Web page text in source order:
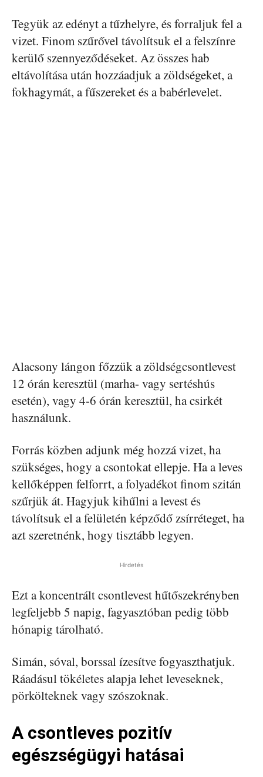
Tegyük az edényt a tűzhelyre, és forraljuk fel a
vizet. Finom szűrővel távolítsuk el a felszínre
kerülő szennyeződéseket. Az összes hab
eltávolítása után hozzáadjuk a zöldségeket, a
fokhagymát, a fűszereket és a babérlevelet.
Alacsony lángon főzzük a zöldségcsontlevest
12 órán keresztül (marha- vagy sertéshús
esetén), vagy 4-6 órán keresztül, ha csirkét
használunk.
Forrás közben adjunk még hozzá vizet, ha
szükséges, hogy a csontokat ellepje. Ha a leves
kellőképpen felforrt, a folyadékot finom szitán
szűrjük át. Hagyjuk kihűlni a levest és
távolítsuk el a felületén képződő zsírréteget, ha
azt szeretnénk, hogy tisztább legyen.
Hirdetés
Ezt a koncentrált csontlevest hűtőszekrényben
legfeljebb 5 napig, fagyasztóban pedig több
hónapig tárolható.
Simán, sóval, borssal ízesítve fogyaszthatjuk.
Ráadásul tökéletes alapja lehet leveseknek,
pörkölteknek vagy szószoknak.
A csontleves pozitív
egészségügyi hatásai